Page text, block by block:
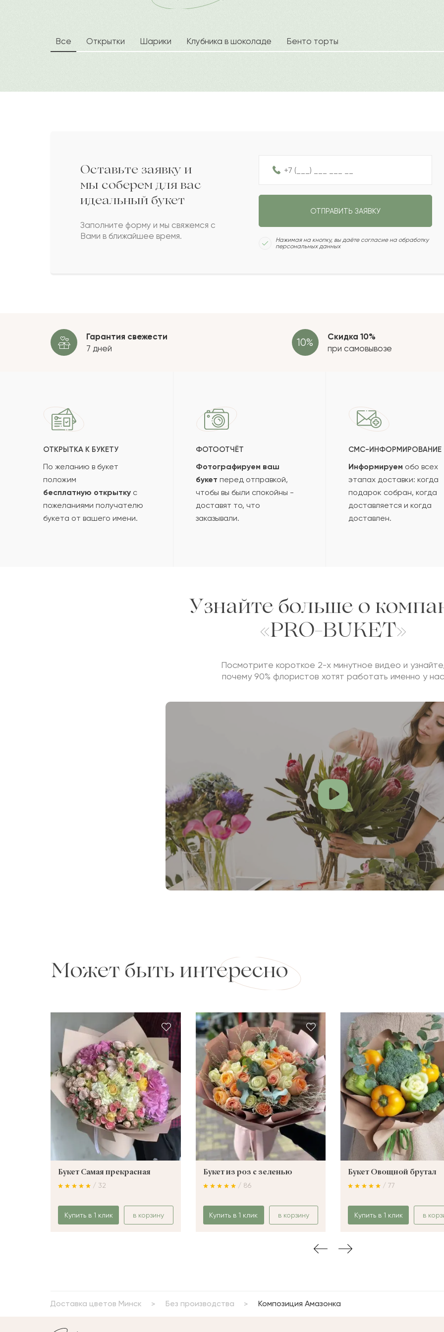
Бакизат
2022-05-22
2022-04-25
Все Открытки Шарики Клубника в шоколаде Бенто торты
Оставьте заявку и
мы соберем для вас
идеальный букет
Заполните форму и мы свяжемся с
Вами в ближайшее время.
ОТПРАВИТЬ ЗАЯВКУ
Нажимая на кнопку, вы даёте согласие на обработку
персональных данных
Гарантия свежести
7 дней
Скидка 10%
при самовывозе
ОТКРЫТКА К БУКЕТУ
По желанию в букет
положим
бесплатную открытку с
пожеланиями получателю
букета от вашего имени.
ФОТООТЧЁТ
Фотографируем ваш
букет перед отправкой,
чтобы вы были спокойны -
доставят то, что
заказывали.
СМС-ИНФОРМИРОВАНИЕ
Информируем обо всех
этапах доставки: когда
подарок собран, когда
доставляется и когда
доставлен.
Узнайте больше о
«PRO-BUKET»
Посмотрите короткое 2-х минутное видео и
почему 90% флористов хотят работать именно у нас
Может быть интересно
Букет Самая прекрасная
/ 32
Купить в 1 клик в корзину
Букет из роз с зеленью
/ 86
Купить в 1 клик в корзину
Букет Овощной брутал
/ 77
Купить в 1 клик в
Доставка цветов Минск Без производства Композиция Амазонка